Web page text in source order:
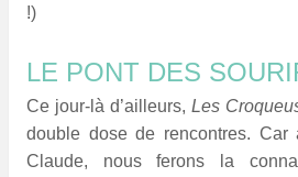
!)
LE PONT DES
Ce jour-là d’ailleurs, Les
double dose de rencontres. Car
Claude, nous ferons la